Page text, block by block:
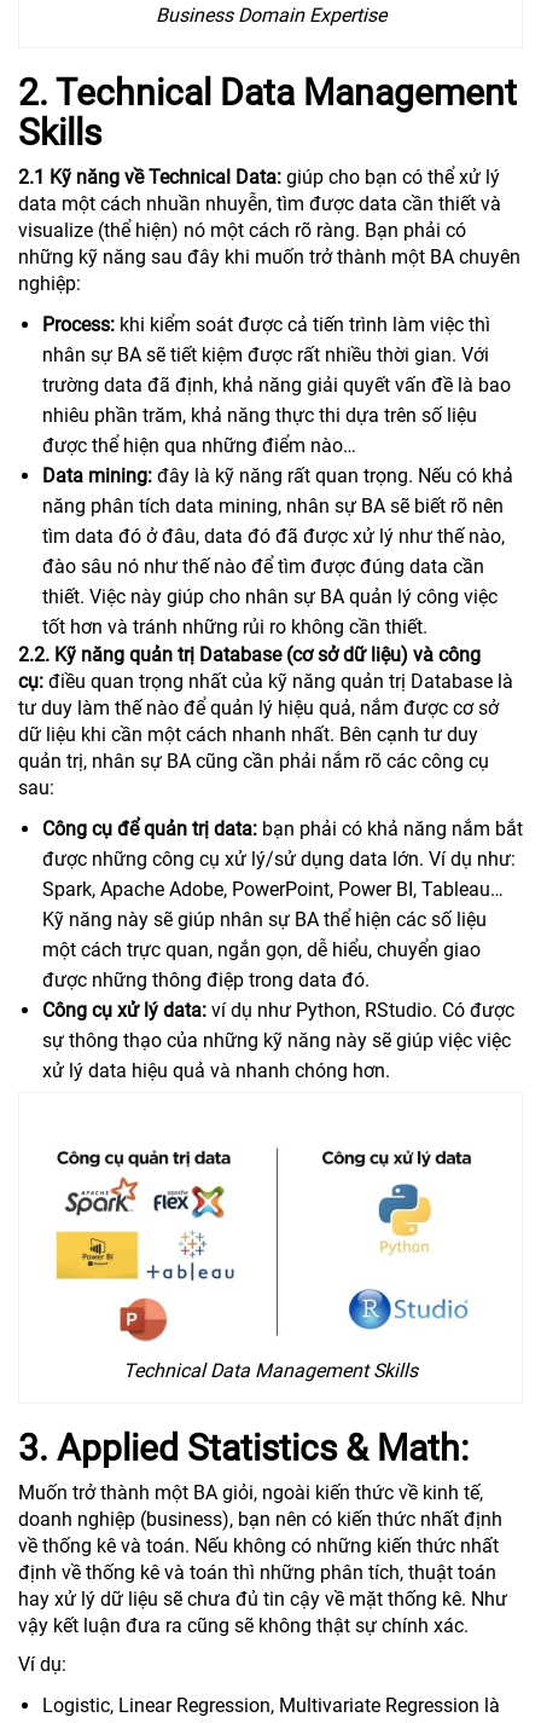
Business Domain Expertise
2. Technical Data Management
Skills
2.1 Kỹ năng về Technical Data: giúp cho bạn có thể xử lý
data một cách nhuần nhuyễn, tìm được data cần thiết và
visualize (thể hiện) nó một cách rõ ràng. Bạn phải có
những kỹ năng sau đây khi muốn trở thành một BA chuyên
nghiệp:
Process: khi kiểm soát được cả tiến trình làm việc thì
nhân sự BA sẽ tiết kiệm được rất nhiều thời gian. Với
trường data đã định, khả năng giải quyết vấn đề là bao
nhiêu phần trăm, khả năng thực thi dựa trên số liệu
được thể hiện qua những điểm nào…
Data mining: đây là kỹ năng rất quan trọng. Nếu có khả
năng phân tích data mining, nhân sự BA sẽ biết rõ nên
tìm data đó ở đâu, data đó đã được xử lý như thế nào,
đào sâu nó như thế nào để tìm được đúng data cần
thiết. Việc này giúp cho nhân sự BA quản lý công việc
tốt hơn và tránh những rủi ro không cần thiết.
2.2. Kỹ năng quản trị Database (cơ sở dữ liệu) và công
cụ: điều quan trọng nhất của kỹ năng quản trị Database là
tư duy làm thế nào để quản lý hiệu quả, nắm được cơ sở
dữ liệu khi cần một cách nhanh nhất. Bên cạnh tư duy
quản trị, nhân sự BA cũng cần phải nắm rõ các công cụ
sau:
Công cụ để quản trị data: bạn phải có khả năng nắm bắt
được những công cụ xử lý/sử dụng data lớn. Ví dụ như:
Spark, Apache Adobe, PowerPoint, Power BI, Tableau…
Kỹ năng này sẽ giúp nhân sự BA thể hiện các số liệu
một cách trực quan, ngắn gọn, dễ hiểu, chuyển giao
được những thông điệp trong data đó.
Công cụ xử lý data: ví dụ như Python, RStudio. Có được
sự thông thạo của những kỹ năng này sẽ giúp việc việc
xử lý data hiệu quả và nhanh chóng hơn.
Technical Data Management Skills
3. Applied Statistics & Math:
Muốn trở thành một BA giỏi, ngoài kiến thức về kinh tế,
doanh nghiệp (business), bạn nên có kiến thức nhất định
về thống kê và toán. Nếu không có những kiến thức nhất
định về thống kê và toán thì những phân tích, thuật toán
hay xử lý dữ liệu sẽ chưa đủ tin cậy về mặt thống kê. Như
vậy kết luận đưa ra cũng sẽ không thật sự chính xác.
Ví dụ:
Logistic, Linear Regression, Multivariate Regression là